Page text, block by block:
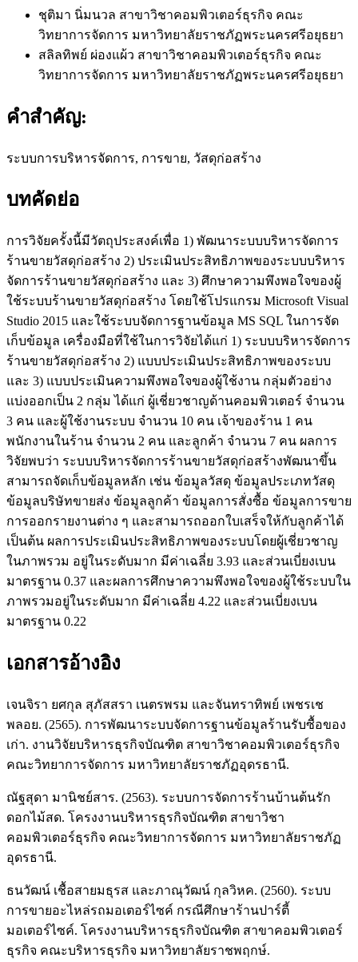
ชุติมา นิ่มนวล สาขาวิชาคอมพิวเตอร์ธุรกิจ คณะ
วิทยาการจัดการ มหาวิทยาลัยราชภัฏพระนครศรีอยุธยา
สลิลทิพย์ ผ่องแผ้ว สาขาวิชาคอมพิวเตอร์ธุรกิจ คณะ
วิทยาการจัดการ มหาวิทยาลัยราชภัฏพระนครศรีอยุธยา
คำสำคัญ:
ระบบการบริหารจัดการ, การขาย, วัสดุก่อสร้าง
บทคัดย่อ
การวิจัยครั้งนี้มีวัตถุประสงค์เพื่อ 1) พัฒนาระบบบริหารจัดการ
ร้านขายวัสดุก่อสร้าง 2) ประเมินประสิทธิภาพของระบบบริหาร
จัดการร้านขายวัสดุก่อสร้าง และ 3) ศึกษาความพึงพอใจของผู้
ใช้ระบบร้านขายวัสดุก่อสร้าง โดยใช้โปรแกรม Microsoft Visual
Studio 2015 และใช้ระบบจัดการฐานข้อมูล MS SQL ในการจัด
เก็บข้อมูล เครื่องมือที่ใช้ในการวิจัยได้แก่ 1) ระบบบริหารจัดการ
ร้านขายวัสดุก่อสร้าง 2) แบบประเมินประสิทธิภาพของระบบ
และ 3) แบบประเมินความพึงพอใจของผู้ใช้งาน กลุ่มตัวอย่าง
แบ่งออกเป็น 2 กลุ่ม ได้แก่ ผู้เชี่ยวชาญด้านคอมพิวเตอร์ จำนวน
3 คน และผู้ใช้งานระบบ จำนวน 10 คน เจ้าของร้าน 1 คน
พนักงานในร้าน จำนวน 2 คน และลูกค้า จำนวน 7 คน ผลการ
วิจัยพบว่า ระบบบริหารจัดการร้านขายวัสดุก่อสร้างพัฒนาขึ้น
สามารถจัดเก็บข้อมูลหลัก เช่น ข้อมูลวัสดุ ข้อมูลประเภทวัสดุ
ข้อมูลบริษัทขายส่ง ข้อมูลลูกค้า ข้อมูลการสั่งซื้อ ข้อมูลการขาย
การออกรายงานต่าง ๆ และสามารถออกใบเสร็จให้กับลูกค้าได้
เป็นต้น ผลการประเมินประสิทธิภาพของระบบโดยผู้เชี่ยวชาญ
ในภาพรวม อยู่ในระดับมาก มีค่าเฉลี่ย 3.93 และส่วนเบี่ยงเบน
มาตรฐาน 0.37 และผลการศึกษาความพึงพอใจของผู้ใช้ระบบใน
ภาพรวมอยู่ในระดับมาก มีค่าเฉลี่ย 4.22 และส่วนเบี่ยงเบน
มาตรฐาน 0.22
เอกสารอ้างอิง
เจนจิรา ยศกุล สุภัสสรา เนตรพรม และจันทราทิพย์ เพชรเช
พลอย. (2565). การพัฒนาระบบจัดการฐานข้อมูลร้านรับซื้อของ
เก่า. งานวิจัยบริหารธุรกิจบัณฑิต สาขาวิชาคอมพิวเตอร์ธุรกิจ
คณะวิทยาการจัดการ มหาวิทยาลัยราชภัฏอุดรธานี.
ณัฐสุดา มานิชย์สาร. (2563). ระบบการจัดการร้านบ้านต้นรัก
ดอกไม้สด. โครงงานบริหารธุรกิจบัณฑิต สาขาวิชา
คอมพิวเตอร์ธุรกิจ คณะวิทยาการจัดการ มหาวิทยาลัยราชภัฏ
อุดรธานี.
ธนวัฒน์ เชื้อสายมธุรส และภาณุวัฒน์ กุลวิหค. (2560). ระบบ
การขายอะไหล่รถมอเตอร์ไซค์ กรณีศึกษาร้านปาร์ตี้
มอเตอร์ไซค์. โครงงานบริหารธุรกิจบัณฑิต สาขาคอมพิวเตอร์
ธุรกิจ คณะบริหารธุรกิจ มหาวิทยาลัยราชพฤกษ์.